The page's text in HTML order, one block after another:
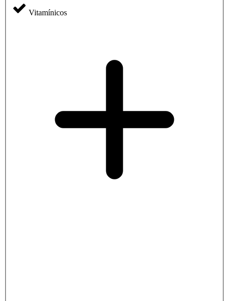
Vitamínicos